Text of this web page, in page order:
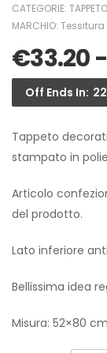
CATEGORIE:
MARCHIO:
€33.20-
Off Ends In:
Tappeto
stampato in
Articolo
del prodotto.
Lato inferiore
Bellissima idea
Misura: 52×80